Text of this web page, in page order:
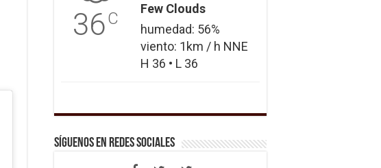
36C
Few Clouds
humedad: 56%
viento: 1km / h NNE
H 36 • L 36
Síguenos en Redes Sociales